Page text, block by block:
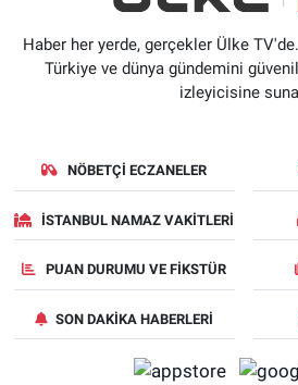
Haber her yerde, gerçekler Ülke
Türkiye ve dünya gündemini
izleyicisine
NÖBETÇI ECZANELER
İSTANBUL NAMAZ VAKITLERI
PUAN DURUMU VE FIKSTÜR
SON DAKIKA HABERLERI